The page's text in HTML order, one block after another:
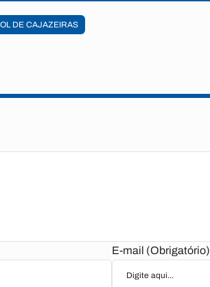
DE CAJAZEIRAS
E-mail (Obrigatório)